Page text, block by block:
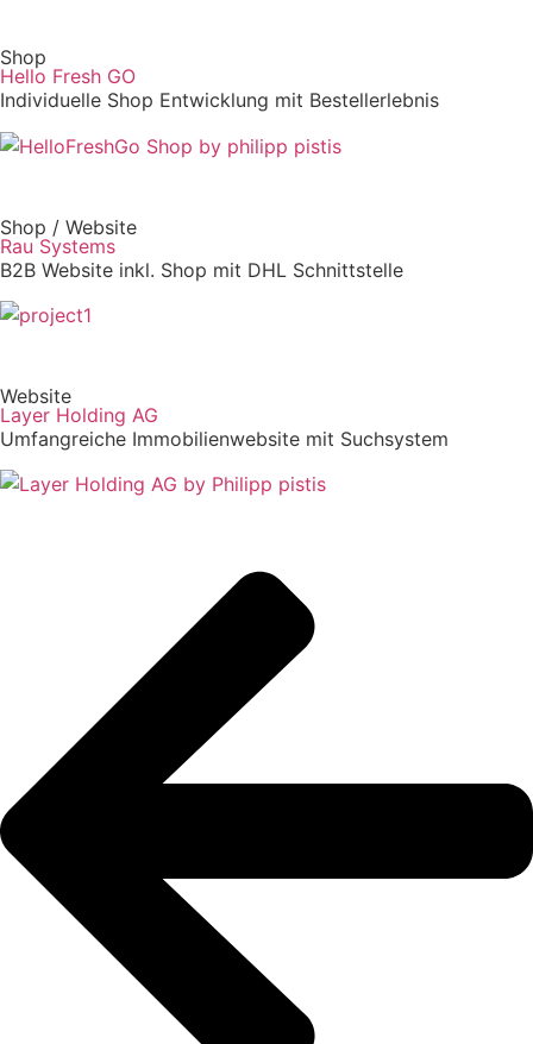
Shop
Hello Fresh GO
Individuelle Shop Entwicklung mit Bestellerlebnis
Shop / Website
Rau Systems
B2B Website inkl. Shop mit DHL Schnittstelle
Website
Layer Holding AG
Umfangreiche Immobilienwebsite mit Suchsystem